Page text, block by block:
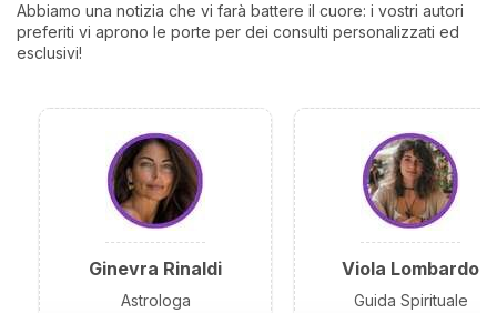
Abbiamo una notizia che vi farà battere il cuore: i vostri autori
preferiti vi aprono le porte per dei consulti personalizzati ed
esclusivi!
Ginevra Rinaldi
Astrologa
Viola Lombardo
Guida Spirituale